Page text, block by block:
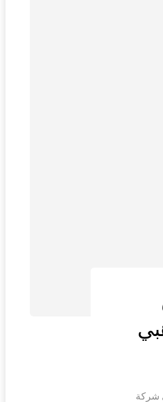
الذهبي شركة